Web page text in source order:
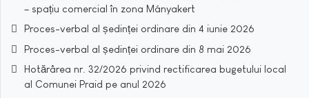
– spațiu comercial în zona Mányakert
Proces-verbal al ședinței ordinare din 4 iunie 2026
Proces-verbal al ședinței ordinare din 8 mai 2026
Hotărârea nr. 32/2026 privind rectificarea bugetului local
al Comunei Praid pe anul 2026